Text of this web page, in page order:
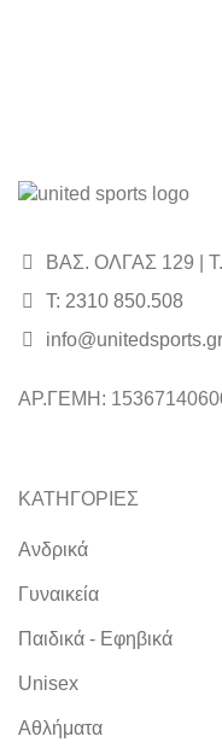
ΒΑΣ. ΟΛΓΑΣ 129 |
Τ: 2310 850.508
info@unitedsports.gr
ΑΡ.ΓΕΜΗ:
ΚΑΤΗΓΟΡΙΕΣ
Ανδρικά
Γυναικεία
Παιδικά - Εφηβικά
Unisex
Αθλήματα